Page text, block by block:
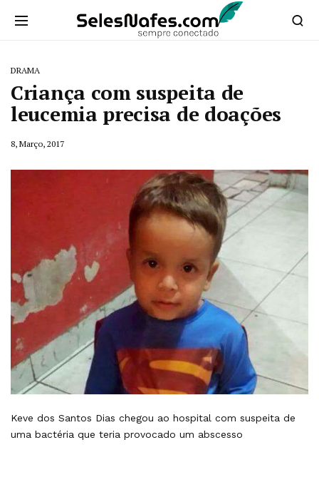
DRAMA
Criança com suspeita de
leucemia precisa de doações
8, Março, 2017
Keve dos Santos Dias chegou ao hospital com suspeita de
uma bactéria que teria provocado um abscesso